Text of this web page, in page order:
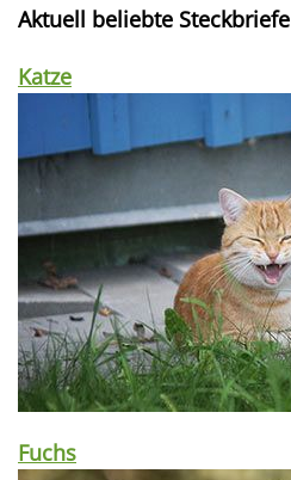
Aktuell beliebte Steckbriefe
Katze
Fuchs